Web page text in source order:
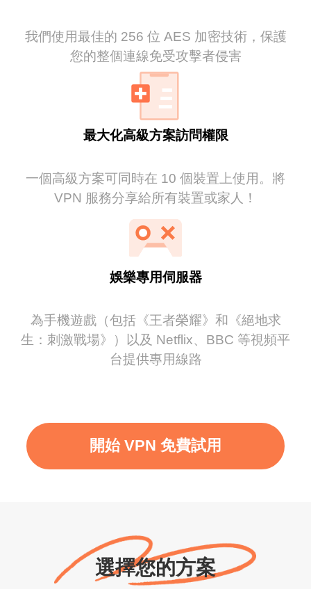
我們使用最佳的 256 位 AES 加密技術，保護
您的整個連線免受攻擊者侵害
最大化高級方案訪問權限
一個高級方案可同時在 10 個裝置上使用。將
VPN 服務分享給所有裝置或家人！
娛樂專用伺服器
為手機遊戲（包括《王者榮耀》和《絕地求
生：刺激戰場》）以及 Netflix、BBC 等視頻平
台提供專用線路
開始 VPN 免費試用
選擇您的方案